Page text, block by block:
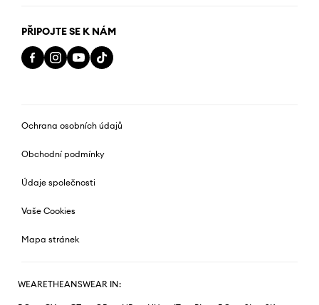
PŘIPOJTE SE K NÁM
Ochrana osobních údajů
Obchodní podmínky
Údaje společnosti
Vaše Cookies
Mapa stránek
WEARETHEANSWEAR IN: